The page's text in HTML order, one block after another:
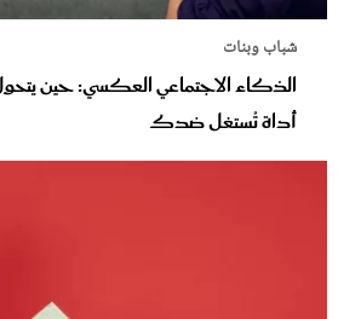
شباب وبنات
الذكاء الاجتماعي العكسي: حين
أداة تُستغل ضدك